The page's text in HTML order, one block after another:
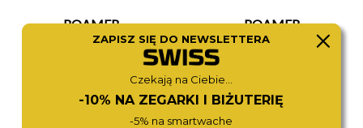
ROAMER
971856 41 45 50
ROAMER
512833 41 45 20
ZAPISZ SIĘ DO NEWSLETTERA
Czekają na Ciebie...
-10% NA ZEGARKI I BIŻUTERIĘ
-5% na smartwache